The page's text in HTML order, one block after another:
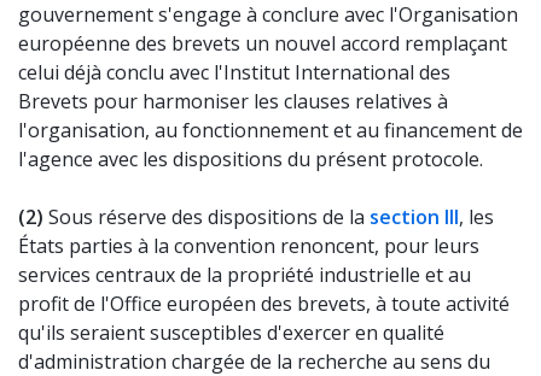
gouvernement s'engage à conclure avec l'Organisation
européenne des brevets un nouvel accord remplaçant
celui déjà conclu avec l'Institut International des
Brevets pour harmoniser les clauses relatives à
l'organisation, au fonctionnement et au financement de
l'agence avec les dispositions du présent protocole.
(2) Sous réserve des dispositions de la section III, les
États parties à la convention renoncent, pour leurs
services centraux de la propriété industrielle et au
profit de l'Office européen des brevets, à toute activité
qu'ils seraient susceptibles d'exercer en qualité
d'administration chargée de la recherche au sens du